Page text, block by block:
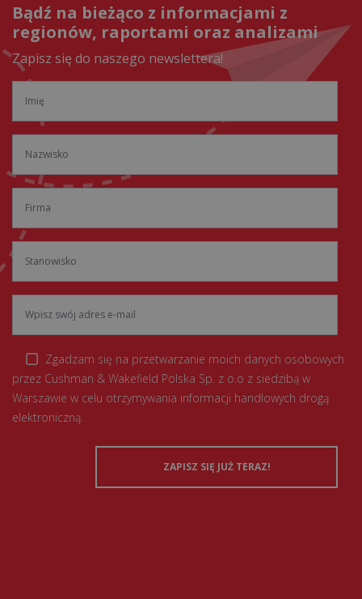
Bądź na bieżąco z informacjami z
regionów, raportami oraz analizami
Zapisz się do naszego newslettera!
Zgadzam się na przetwarzanie moich danych osobowych
przez Cushman & Wakefield Polska Sp. z o.o z siedzibą w
Warszawie w celu otrzymywania informacji handlowych drogą
elektroniczną.